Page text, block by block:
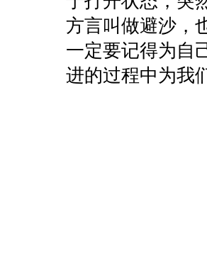
方言叫做避沙，
一定要记得为自
进的过程中为我